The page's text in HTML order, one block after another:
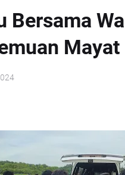
Bersama
Mayat